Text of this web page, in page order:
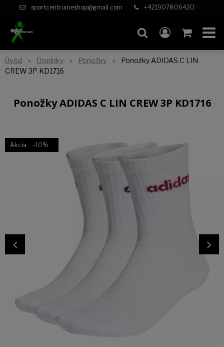
sportcentrumeshop@gmail.com +421907806420
Úvod Doplnky Ponožky
Ponožky ADIDAS C LIN
CREW 3P KD1716
Ponožky ADIDAS C LIN CREW 3P KD1716
Akcia -10%